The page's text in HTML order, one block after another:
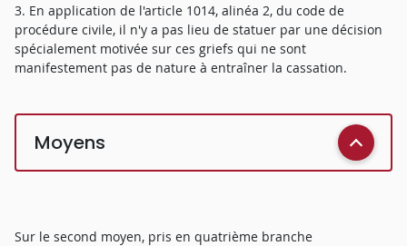
3. En application de l'article 1014, alinéa 2, du code de
procédure civile, il n'y a pas lieu de statuer par une décision
spécialement motivée sur ces griefs qui ne sont
manifestement pas de nature à entraîner la cassation.
Moyens
Sur le second moyen, pris en quatrième branche